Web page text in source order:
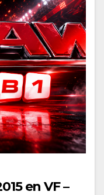
en VF –